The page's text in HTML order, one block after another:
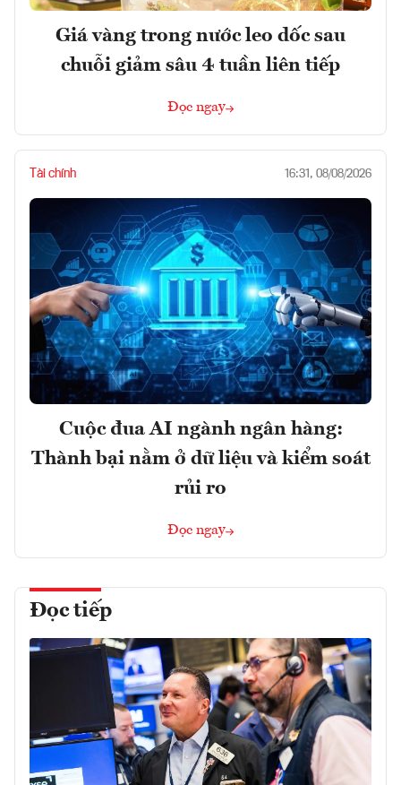
Giá vàng trong nước leo dốc sau
chuỗi giảm sâu 4 tuần liên tiếp
Đọc ngay
Tài chính 16:31, 08/08/2026
Cuộc đua AI ngành ngân hàng:
Thành bại nằm ở dữ liệu và kiểm soát
rủi ro
Đọc ngay
Đọc tiếp